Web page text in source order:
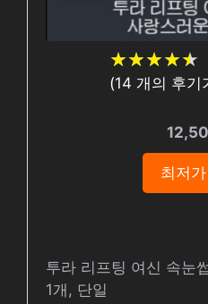
★★★★★
★★★★★
(14 개의 후기
최저
투라 리프팅 여신 속눈
1개, 단일